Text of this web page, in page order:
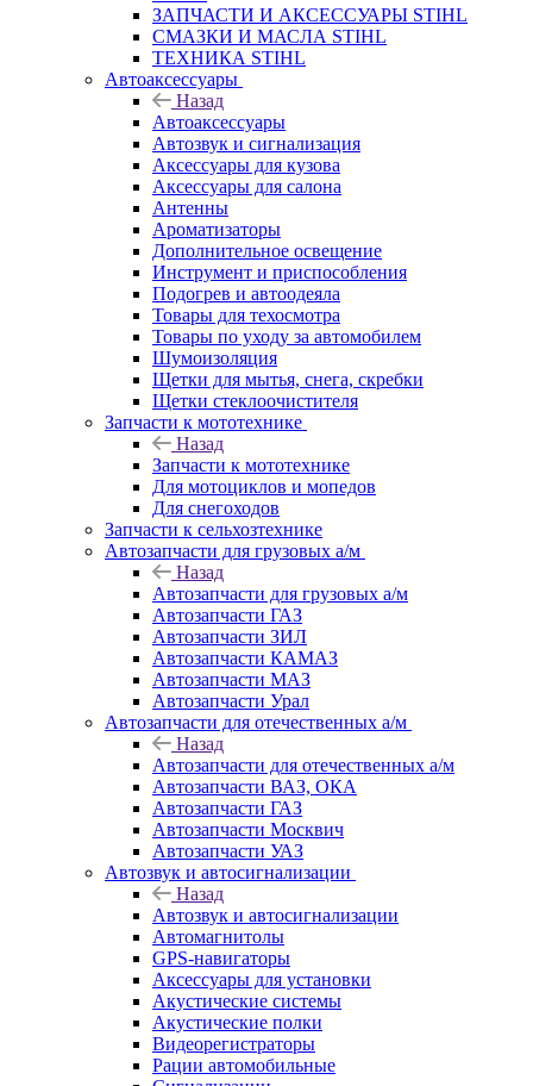
ЗАПЧАСТИ И АКСЕССУАРЫ STIHL
СМАЗКИ И МАСЛА STIHL
ТЕХНИКА STIHL
Автоаксессуары
Назад
Автоаксессуары
Автозвук и сигнализация
Аксессуары для кузова
Аксессуары для салона
Антенны
Ароматизаторы
Дополнительное освещение
Инструмент и приспособления
Подогрев и автоодеяла
Товары для техосмотра
Товары по уходу за автомобилем
Шумоизоляция
Щетки для мытья, снега, скребки
Щетки стеклоочистителя
Запчасти к мототехнике
Назад
Запчасти к мототехнике
Для мотоциклов и мопедов
Для снегоходов
Запчасти к сельхозтехнике
Автозапчасти для грузовых а/м
Назад
Автозапчасти для грузовых а/м
Автозапчасти ГАЗ
Автозапчасти ЗИЛ
Автозапчасти КАМАЗ
Автозапчасти МАЗ
Автозапчасти Урал
Автозапчасти для отечественных а/м
Назад
Автозапчасти для отечественных а/м
Автозапчасти ВАЗ, ОКА
Автозапчасти ГАЗ
Автозапчасти Москвич
Автозапчасти УАЗ
Автозвук и автосигнализации
Назад
Автозвук и автосигнализации
Автомагнитолы
GPS-навигаторы
Аксессуары для установки
Акустические системы
Акустические полки
Видеорегистраторы
Рации автомобильные